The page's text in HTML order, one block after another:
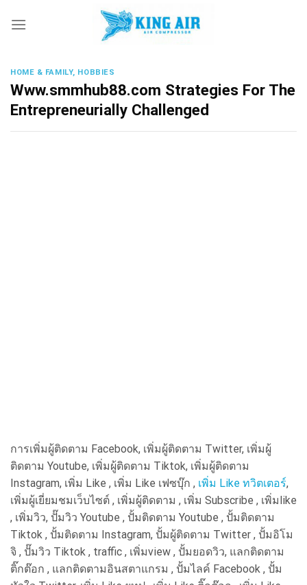
HOME & FAMILY, HOBBIES
Www.smmhub88.com Strategies For The
Entrepreneurially Challenged
การเพิ่มผู้ติดตาม Facebook, เพิ่มผู้ติดตาม Twitter, เพิ่มผู้
ติดตาม Youtube, เพิ่มผู้ติดตาม Tiktok, เพิ่มผู้ติดตาม
Instagram, เพิ่ม Like , เพิ่ม Like เฟซบุ๊ก , เพิ่ม Like ทวิตเตอร์,
เพิ่มผู้เยี่ยมชมเว็บไซต์ , เพิ่มผู้ติดตาม , เพิ่ม Subscribe , เพิ่มlike
, เพิ่มวิว, ปั๊มวิว Youtube , ปั้มติดตาม Youtube , ปั้มติดตาม
Tiktok , ปั้มติดตาม Instagram, ปั้มผู้ติดตาม Twitter , ปั้มอิโม
จิ , ปั๊มวิว Tiktok , traffic , เพิ่มview , ปั้มยอดวิว, แลกติดตาม
ติ๊กต๊อก , แลกติดตามอินสตาแกรม , ปั้มไลค์ Facebook , ปั้ม